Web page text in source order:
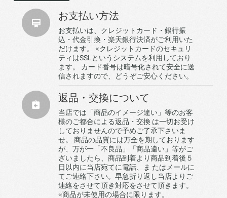
お支払い方法
お支払いは、クレジットカード・銀行振
込・代金引換・楽天銀行決済がご利用いた
だけます。 ※クレジットカードのセキュリ
ティはSSLというシステムを利用しており
ます。 カード番号は暗号化されて安全に送
信されますので、どうぞご安心ください。
返品・交換について
当店では「商品のイメージ違い」等のお客
様のご都合による返品・交換 は一切お受け
しておりませんので予めご了承下さいま
せ。 商品の品質には万全を期しております
が、万が一「不良品」「商品違い」等がご
ざいましたら、商品到着より商品到着後５
日以内に当店宛てに電話、ま たはメールに
てご連絡下さい。早急折り返し当店よりご
連絡をさせて頂き対応をさせて頂きます。
※商品が未使用の場合に限ります。